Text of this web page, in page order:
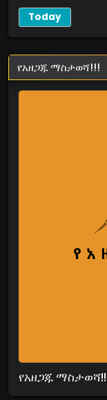
Today
የአዘጋጁ ማስታወሻ!!!
የአዘጋጁ